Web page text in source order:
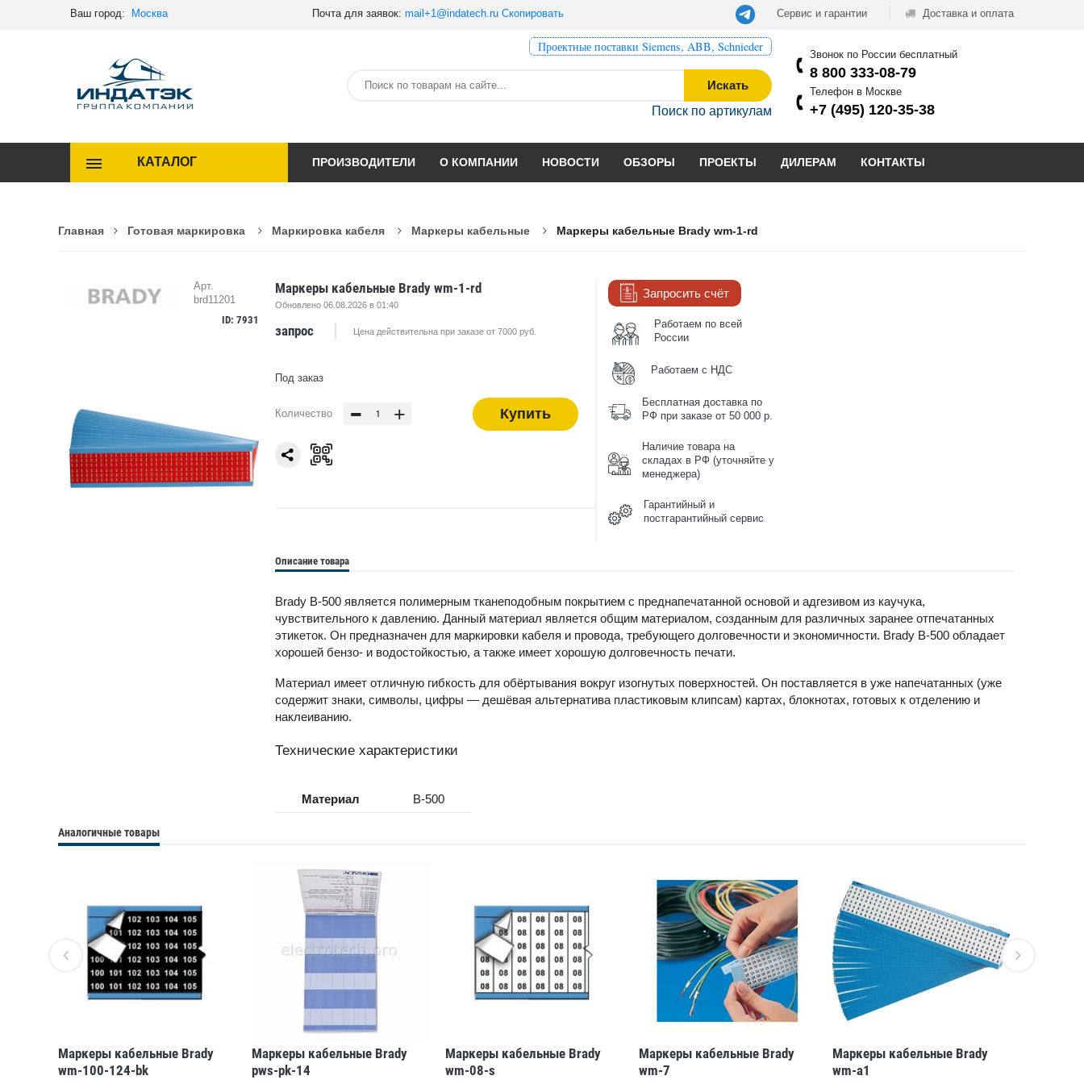
Ваш город: Москва Почта для заявок: mail+1@indatech.ru Скопировать Сервис и гарантии Доставка и оплата
Проектные поставки Siemens, ABB, Schnieder
Искать
Поиск по артикулам
Звонок по России бесплатный
8 800 333-08-79
Телефон в Москве
+7 (495) 120-35-38
КАТАЛОГ ПРОИЗВОДИТЕЛИ О КОМПАНИИ НОВОСТИ ОБЗОРЫ ПРОЕКТЫ ДИЛЕРАМ КОНТАКТЫ
Главная Готовая маркировка Маркировка кабеля Маркеры кабельные Маркеры кабельные Brady wm-1-rd
Арт.
brd11201
ID: 7931
Маркеры кабельные Brady wm-1-rd
Обновлено 06.08.2026 в 01:40
запрос Цена действительна при заказе от 7000 руб.
Под заказ
Количество - + Купить
Запросить счёт
Работаем по всей
России
Работаем с НДС
Бесплатная доставка по
РФ при заказе от 50 000 р.
Наличие товара на
складах в РФ (уточняйте у
менеджера)
Гарантийный и
постгарантийный сервис
Описание товара
Brady B-500 является полимерным тканеподобным покрытием с преднапечатанной основой и адгезивом из каучука,
чувствительного к давлению. Данный материал является общим материалом, созданным для различных заранее отпечатанных
этикеток. Он предназначен для маркировки кабеля и провода, требующего долговечности и экономичности. Brady B-500 обладает
хорошей бензо- и водостойкостью, а также имеет хорошую долговечность печати.
Материал имеет отличную гибкость для обёртывания вокруг изогнутых поверхностей. Он поставляется в уже напечатанных (уже
содержит знаки, символы, цифры — дешёвая альтернатива пластиковым клипсам) картах, блокнотах, готовых к отделению и
наклеиванию.
Технические характеристики
Материал B-500
Аналогичные товары
Маркеры кабельные Brady
wm-100-124-bk
Маркеры кабельные Brady
pws-pk-14
Маркеры кабельные Brady
wm-08-s
Маркеры кабельные Brady
wm-7
Маркеры кабельные Brady
wm-a1